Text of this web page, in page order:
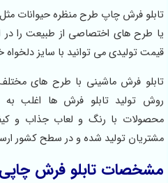
تابلو فرش چاپ طرح منظره حیوانات
یا طرح های اختصاصی از طبیعت را
قیمت تولیدی می توانید با سایز دلخواه
تابلو فرش ماشینی با طرح های
روش تولید تابلو فرش ها اغلب
محصولات با رنگ و لعاب جذاب و
مشتریان تولید شده و در سطح کشور
مشخصات تابلو فرش